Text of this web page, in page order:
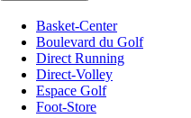
Basket-Center
Boulevard du Golf
Direct Running
Direct-Volley
Espace Golf
Foot-Store